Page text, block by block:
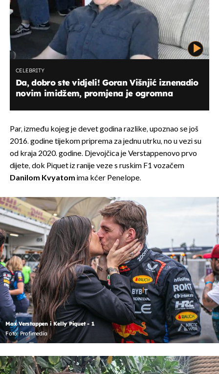
CELEBRITY
Da, dobro ste vidjeli! Goran Višnjić iznenadio
novim imidžem, promjena je ogromna
Par, između kojeg je devet godina razlike, upoznao se još
2016. godine tijekom priprema za jednu utrku, no u vezi su
od kraja 2020. godine. Djevojčica je Verstappenovo prvo
dijete, dok Piquet iz ranije veze s ruskim F1 vozačem
Danilom Kvyatom ima kćer Penelope.
Max Verstappen i Kelly Piquet - 1
Foto: Profimedia